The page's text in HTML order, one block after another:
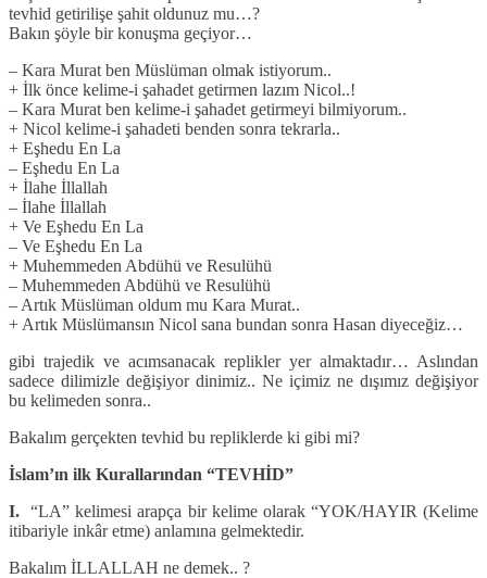
tevhid getirilişe şahit oldunuz mu…?
Bakın şöyle bir konuşma geçiyor…
– Kara Murat ben Müslüman olmak istiyorum..
+ İlk önce kelime-i şahadet getirmen lazım Nicol..!
– Kara Murat ben kelime-i şahadet getirmeyi bilmiyorum..
+ Nicol kelime-i şahadeti benden sonra tekrarla..
+ Eşhedu En La
– Eşhedu En La
+ İlahe İllallah
– İlahe İllallah
+ Ve Eşhedu En La
– Ve Eşhedu En La
+ Muhemmeden Abdühü ve Resulühü
– Muhemmeden Abdühü ve Resulühü
– Artık Müslüman oldum mu Kara Murat..
+ Artık Müslümansın Nicol sana bundan sonra Hasan diyeceğiz…
gibi trajedik ve acımsanacak replikler yer almaktadır… Aslından
sadece dilimizle değişiyor dinimiz.. Ne içimiz ne dışımız değişiyor
bu kelimeden sonra..
Bakalım gerçekten tevhid bu repliklerde ki gibi mi?
İslam’ın ilk Kurallarından “TEVHİD”
I. “LA” kelimesi arapça bir kelime olarak “YOK/HAYIR (Kelime
itibariyle inkâr etme) anlamına gelmektedir.
Bakalım İLLALLAH ne demek.. ?